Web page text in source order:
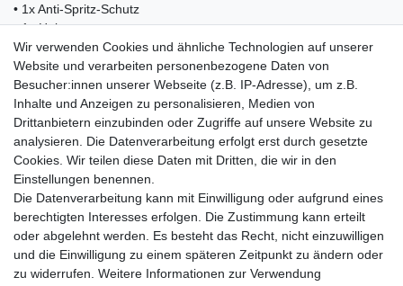
• 1x Anti-Spritz-Schutz
• 1x Haken
• 1x Rührstab (Schneebesen)
• 1x Schlager
• 1x Bedienungsanleitung
Einkaufen
Zahlungsarten
Versandarten & -kosten
Warenkorb
Wir verwenden Cookies und ähnliche Technologien auf unserer
Website und verarbeiten personenbezogene Daten von
Besucher:innen unserer Webseite (z.B. IP-Adresse), um z.B.
Inhalte und Anzeigen zu personalisieren, Medien von
Drittanbietern einzubinden oder Zugriffe auf unsere Website zu
analysieren. Die Datenverarbeitung erfolgt erst durch gesetzte
Cookies. Wir teilen diese Daten mit Dritten, die wir in den
Einstellungen benennen.
Die Datenverarbeitung kann mit Einwilligung oder aufgrund eines
berechtigten Interesses erfolgen. Die Zustimmung kann erteilt
oder abgelehnt werden. Es besteht das Recht, nicht einzuwilligen
und die Einwilligung zu einem späteren Zeitpunkt zu ändern oder
zu widerrufen. Weitere Informationen zur Verwendung